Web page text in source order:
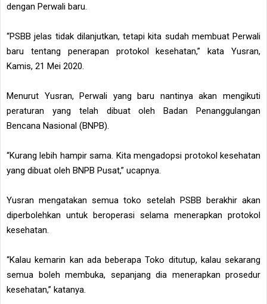
dengan Perwali baru.
“PSBB jelas tidak dilanjutkan, tetapi kita sudah membuat Perwali
baru tentang penerapan protokol kesehatan,” kata Yusran,
Kamis, 21 Mei 2020.
Menurut Yusran, Perwali yang baru nantinya akan mengikuti
peraturan yang telah dibuat oleh Badan Penanggulangan
Bencana Nasional (BNPB).
“Kurang lebih hampir sama. Kita mengadopsi protokol kesehatan
yang dibuat oleh BNPB Pusat,” ucapnya.
Yusran mengatakan semua toko setelah PSBB berakhir akan
diperbolehkan untuk beroperasi selama menerapkan protokol
kesehatan.
“Kalau kemarin kan ada beberapa Toko ditutup, kalau sekarang
semua boleh membuka, sepanjang dia menerapkan prosedur
kesehatan,” katanya.